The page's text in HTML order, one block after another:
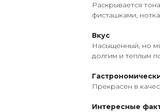
Раскрывается
фисташками,
Вкус
Насыщенный, но
долгим и теплым
Прекрасен в
Интересные